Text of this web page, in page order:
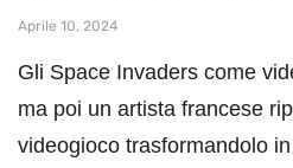
Aprile 10, 2024
Gli Space Invaders come
ma poi un artista francese
videogioco trasformandolo